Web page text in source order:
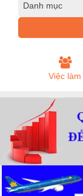
Danh mục
Việc làm